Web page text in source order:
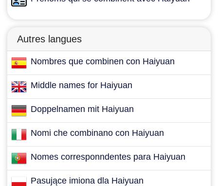
Autres langues
Nombres que combinen con Haiyuan
Middle names for Haiyuan
Doppelnamen mit Haiyuan
Nomi che combinano con Haiyuan
Nomes corresponndentes para Haiyuan
Pasujące imiona dla Haiyuan